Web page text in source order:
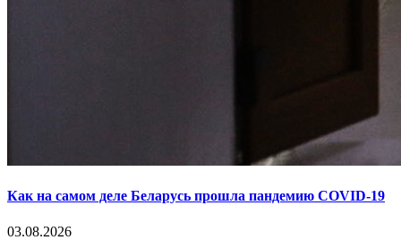
Как на самом деле Беларусь прошла пандемию COVID-19
03.08.2026